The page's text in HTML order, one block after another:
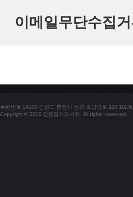
이메일무단수집
우편번호 24209 강원도 춘천시 동면 소양강로 110 102
Copyright © 2015 강원점자도서관. All rights reserved.